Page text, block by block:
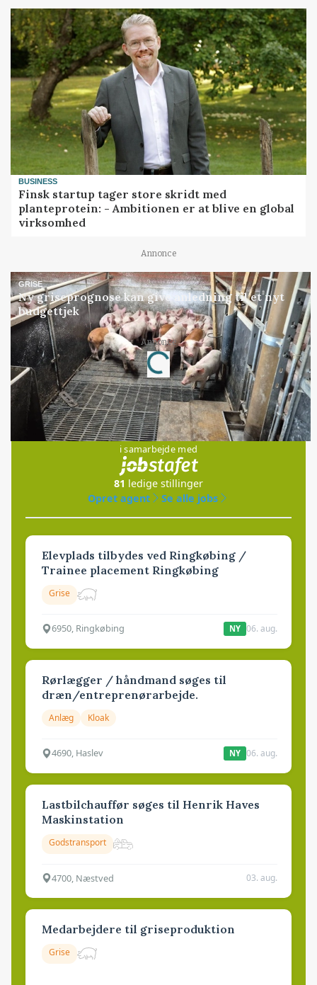
BUSINESS
Finsk startup tager store skridt med
planteprotein: - Ambitionen er at blive en global
virksomhed
Annonce
GRISE
Ny griseprognose kan give anledning til et nyt
budgettjek
Annonce
Loading...
Jobs
i samarbejde med
81 ledige stillinger
Opret agent
Se alle jobs
Elevplads tilbydes ved Ringkøbing /
Trainee placement Ringkøbing
Grise
6950, Ringkøbing NY 06. aug.
Rørlægger / håndmand søges til
dræn/entreprenørarbejde.
Anlæg Kloak
4690, Haslev NY 06. aug.
Lastbilchauffør søges til Henrik Haves
Maskinstation
Godstransport
4700, Næstved 03. aug.
Medarbejdere til griseproduktion
Grise